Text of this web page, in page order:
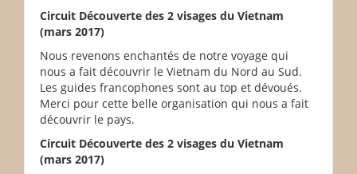
Circuit Découverte des 2 visages du Vietnam
(mars 2017)
Nous revenons enchantés de notre voyage qui
nous a fait découvrir le Vietnam du Nord au Sud.
Les guides francophones sont au top et dévoués.
Merci pour cette belle organisation qui nous a fait
découvrir le pays.
Circuit Découverte des 2 visages du Vietnam
(mars 2017)